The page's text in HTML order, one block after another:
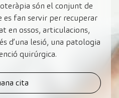
són el conjunt de
es fan servir per recuperar
en ossos, articulacions,
d’una lesió, una patologia
quirúrgica.
cita